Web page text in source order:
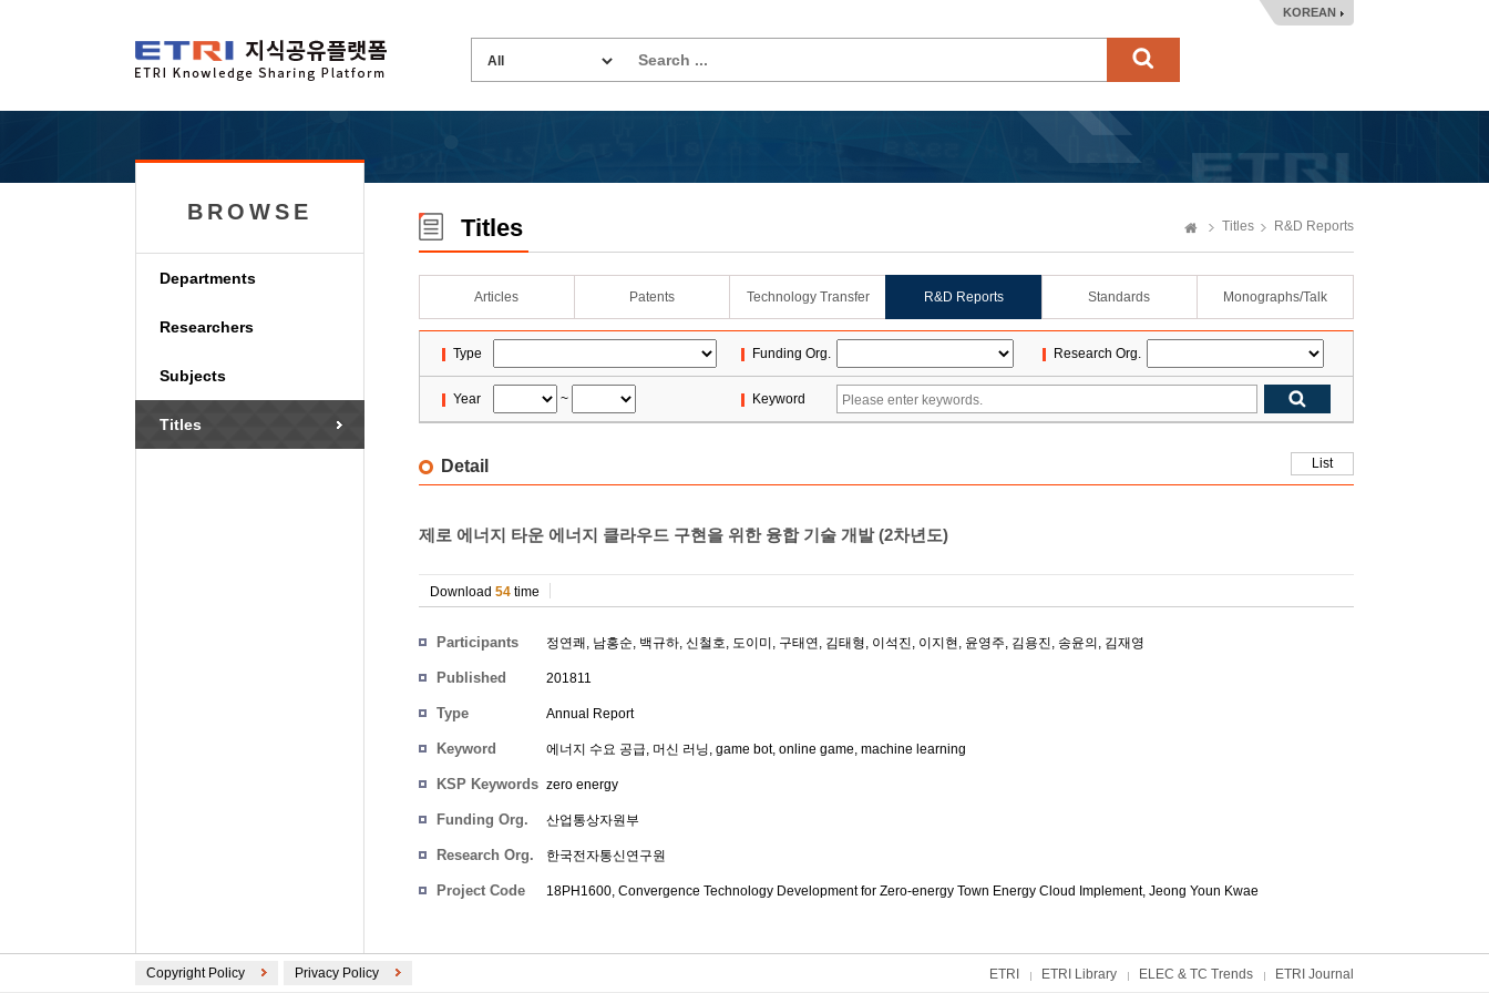
KOREAN
BROWSE
Departments
Researchers
Subjects
Titles
Titles Titles R&D Reports
Articles Patents Technology Transfer R&D Reports Standards Monographs/Talk
Type Funding Org. Research Org.
Year ~ Keyword
Detail List
제로 에너지 타운 에너지 클라우드 구현을 위한 융합 기술 개발 (2차년도)
Download 54 time
Participants 정연쾌 , 남홍순, 백규하, 신철호, 도이미 , 구태연 , 김태형, 이석진, 이지현 , 윤영주, 김용진, 송윤의 , 김재영
Published 201811
Type Annual Report
Keyword 에너지 수요 공급, 머신 러닝, game bot, online game, machine learning
KSP Keywords zero energy
Funding Org. 산업통상자원부
Research Org. 한국전자통신연구원
Project Code 18PH1600, Convergence Technology Development for Zero-energy Town Energy Cloud Implement, Jeong Youn Kwae
Copyright Policy Privacy Policy ETRI ETRI Library ELEC & TC Trends ETRI Journal